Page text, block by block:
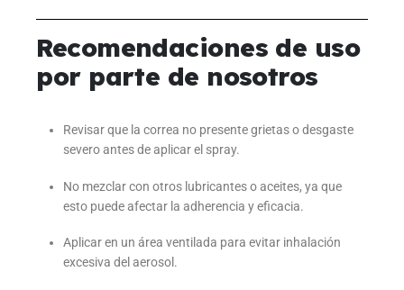
Recomendaciones de uso
por parte de nosotros
Revisar que la correa no presente grietas o desgaste
severo antes de aplicar el spray.
No mezclar con otros lubricantes o aceites, ya que
esto puede afectar la adherencia y eficacia.
Aplicar en un área ventilada para evitar inhalación
excesiva del aerosol.